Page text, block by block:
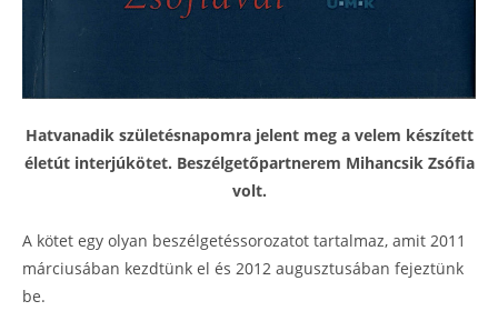
Hatvanadik születésnapomra jelent meg a velem készített
életút interjúkötet. Beszélgetőpartnerem Mihancsik Zsófia
volt.
A kötet egy olyan beszélgetéssorozatot tartalmaz, amit 2011
márciusában kezdtünk el és 2012 augusztusában fejeztünk
be.